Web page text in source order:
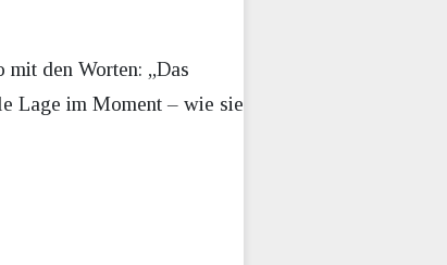
den Worten: „Das
Lage im Moment – wie sie